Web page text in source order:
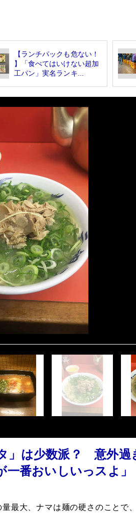
【ランチパックも危ない！
】「食べてはいけない超加
工パン」実名ランキ...
」は少数派？ 意外過
一番おいしいっスよ」
最大、ナマは麺の硬さのことで